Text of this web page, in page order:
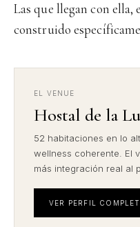
Las que llegan con ella,
construido
EL VENUE
Hostal de la
52 habitaciones en lo
wellness coherente. El
más integración real al
VER PERFIL